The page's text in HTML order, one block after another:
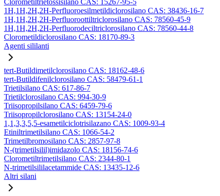
Clorometiltrietossisilano CAS: 15267-95-5
1H,1H,2H,2H-Perfluoroesilmetildiclorosilano CAS: 38436-16-7
1H,1H,2H,2H-Perfluoroottiltriclorosilano CAS: 78560-45-9
1H,1H,2H,2H-Perfluorodeciltriclorosilano CAS: 78560-44-8
Clorometildiclorosilano CAS: 18170-89-3
Agenti sililanti
tert-Butildimetilclorosilano CAS: 18162-48-6
tert-Butildifenilclorosilano CAS: 58479-61-1
Trietilsilano CAS: 617-86-7
Trietilclorosilano CAS: 994-30-9
Triisopropilsilano CAS: 6459-79-6
Triisopropilclorosilano CAS: 13154-24-0
1,1,3,3,5,5-esametilciclotrisilazano CAS: 1009-93-4
Etiniltrimetilsilano CAS: 1066-54-2
Trimetilbromosilano CAS: 2857-97-8
N-(trimetilsilil)imidazolo CAS: 18156-74-6
Clorometiltrimetilsilano CAS: 2344-80-1
N-trimetilsililacetammide CAS: 13435-12-6
Altri silani